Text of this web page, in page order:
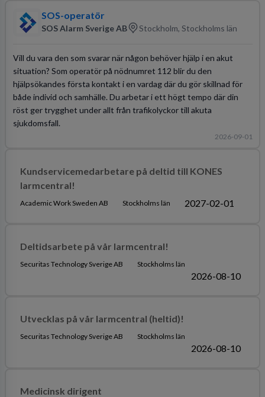
SOS-operatör
SOS Alarm Sverige AB Stockholm, Stockholms län
Vill du vara den som svarar när någon behöver hjälp i en akut
situation? Som operatör på nödnumret 112 blir du den
hjälpsökandes första kontakt i en vardag där du gör skillnad för
både individ och samhälle. Du arbetar i ett högt tempo där din
röst ger trygghet under allt från trafikolyckor till akuta
sjukdomsfall.
2026-09-01
Kundservicemedarbetare på deltid till KONES
larmcentral!
Academic Work Sweden AB Stockholms län 2027-02-01
Deltidsarbete på vår larmcentral!
Securitas Technology Sverige AB Stockholms län
2026-08-10
Utvecklas på vår larmcentral (heltid)!
Securitas Technology Sverige AB Stockholms län
2026-08-10
Medicinsk dirigent